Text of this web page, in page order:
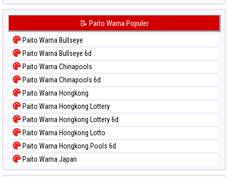
📝 Paito Warna Populer
Paito Warna Bullseye
Paito Warna Bullseye 6d
Paito Warna Chinapools
Paito Warna Chinapools 6d
Paito Warna Hongkong
Paito Warna Hongkong Lottery
Paito Warna Hongkong Lottery 6d
Paito Warna Hongkong Lotto
Paito Warna Hongkong Pools 6d
Paito Warna Japan
Paito Warna Japan 6d